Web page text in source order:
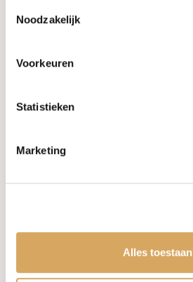
Noodzakelijk
Voorkeuren
Statistieken
Marketing
Alles toestaan
Levertijd & verzendkosten